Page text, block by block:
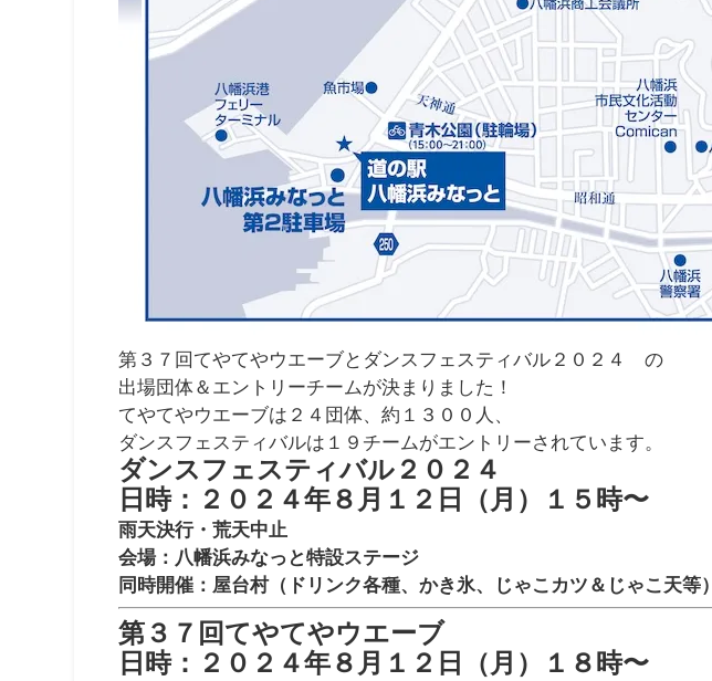
第３７回てやてやウエーブとダンスフェスティバル２０２４ の
出場団体＆エントリーチームが決まりました！
てやてやウエーブは２４団体、約１３００人、
ダンスフェスティバルは１９チームがエントリーされています。
ダンスフェスティバル２０２４
日時：２０２４年８月１２日（月）１５時〜
雨天決行・荒天中止
会場：八幡浜みなっと特設ステージ
同時開催：屋台村（ドリンク各種、かき氷、じゃこカツ＆じゃこ天等）
第３７回てやてやウエーブ
日時：２０２４年８月１２日（月）１８時〜